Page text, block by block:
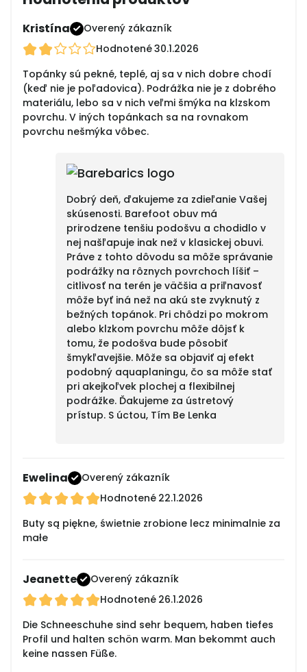
Kristína
Overený zákazník
Hodnotené30.1.2026
Topánky sú pekné, teplé, aj sa v nich dobre chodí
(keď nie je poľadovica). Podrážka nie je z dobrého
materiálu, lebo sa v nich veľmi šmýka na klzskom
povrchu. V iných topánkach sa na rovnakom
povrchu nešmýka vôbec.
Dobrý deň, ďakujeme za zdieľanie Vašej
skúsenosti. Barefoot obuv má
prirodzene tenšiu podošvu a chodidlo v
nej našľapuje inak než v klasickej obuvi.
Práve z tohto dôvodu sa môže správanie
podrážky na rôznych povrchoch líšiť –
citlivosť na terén je väčšia a priľnavosť
môže byť iná než na akú ste zvyknutý z
bežných topánok. Pri chôdzi po mokrom
alebo klzkom povrchu môže dôjsť k
tomu, že podošva bude pôsobiť
šmykľavejšie. Môže sa objaviť aj efekt
podobný aquaplaningu, čo sa môže stať
pri akejkoľvek plochej a flexibilnej
podrážke. Ďakujeme za ústretový
prístup. S úctou, Tím Be Lenka
Ewelina
Overený zákazník
Hodnotené 22.1.2026
Buty są piękne, świetnie zrobione lecz minimalnie za
małe
Jeanette
Overený zákazník
Hodnotené 26.1.2026
Die Schneeschuhe sind sehr bequem, haben tiefes
Profil und halten schön warm. Man bekommt auch
keine nassen Füße.